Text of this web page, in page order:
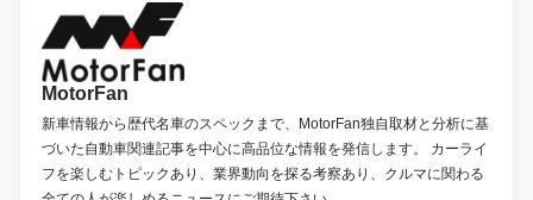
MotorFan
新車情報から歴代名車のスペックまで、MotorFan独自取材と分析に基
づいた自動車関連記事を中心に高品位な情報を発信します。 カーライ
フを楽しむトピックあり、業界動向を探る考察あり、クルマに関わる